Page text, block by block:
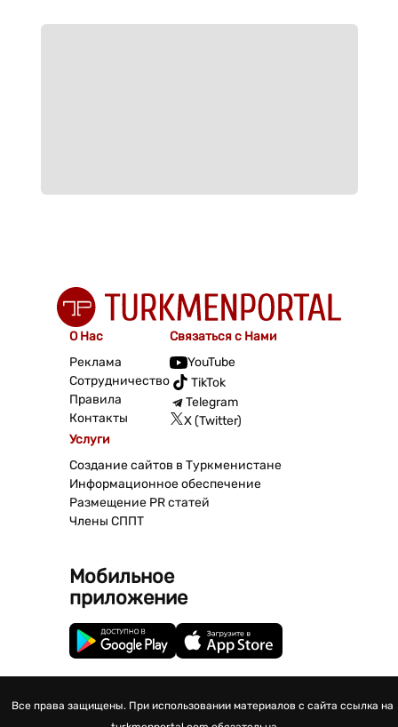
О Нас
Реклама
Сотрудничество
Правила
Контакты
Связаться с Нами
YouTube
TikTok
Telegram
X (Twitter)
Услуги
Создание сайтов в Туркменистане
Информационное обеспечение
Размещение PR статей
Члены СППТ
Мобильное
приложение
Все права защищены. При использовании материалов с сайта ссылка на